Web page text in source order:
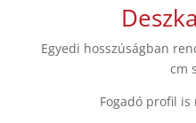
Egyedi hosszúságban
cm
Fogadó profil